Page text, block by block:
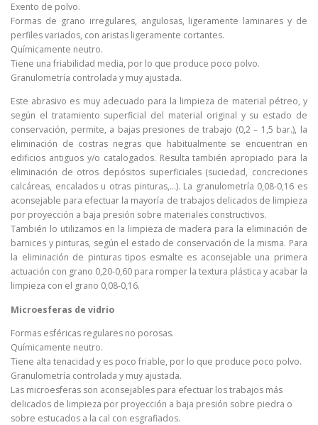
Exento de polvo.
Formas de grano irregulares, angulosas, ligeramente laminares y de
perfiles variados, con aristas ligeramente cortantes.
Químicamente neutro.
Tiene una friabilidad media, por lo que produce poco polvo.
Granulometría controlada y muy ajustada.
Este abrasivo es muy adecuado para la limpieza de material pétreo, y
según el tratamiento superficial del material original y su estado de
conservación, permite, a bajas presiones de trabajo (0,2 – 1,5 bar.), la
eliminación de costras negras que habitualmente se encuentran en
edificios antiguos y/o catalogados. Resulta también apropiado para la
eliminación de otros depósitos superficiales (suciedad, concreciones
calcáreas, encalados u otras pinturas,…). La granulometría 0,08-0,16 es
aconsejable para efectuar la mayoría de trabajos delicados de limpieza
por proyección a baja presión sobre materiales constructivos.
También lo utilizamos en la limpieza de madera para la eliminación de
barnices y pinturas, según el estado de conservación de la misma. Para
la eliminación de pinturas tipos esmalte es aconsejable una primera
actuación con grano 0,20-0,60 para romper la textura plástica y acabar la
limpieza con el grano 0,08-0,16.
Microesferas de vidrio
Formas esféricas regulares no porosas.
Químicamente neutro.
Tiene alta tenacidad y es poco friable, por lo que produce poco polvo.
Granulometría controlada y muy ajustada.
Las microesferas son aconsejables para efectuar los trabajos más
delicados de limpieza por proyección a baja presión sobre piedra o
sobre estucados a la cal con esgrafiados.